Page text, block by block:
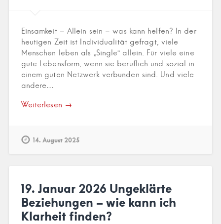
Einsamkeit – Allein sein – was kann helfen? In der
heutigen Zeit ist Individualität gefragt, viele
Menschen leben als „Single“ allein. Für viele eine
gute Lebensform, wenn sie beruflich und sozial in
einem guten Netzwerk verbunden sind. Und viele
andere…
Weiterlesen →
14. August 2025
19. Januar 2026 Ungeklärte
Beziehungen – wie kann ich
Klarheit finden?